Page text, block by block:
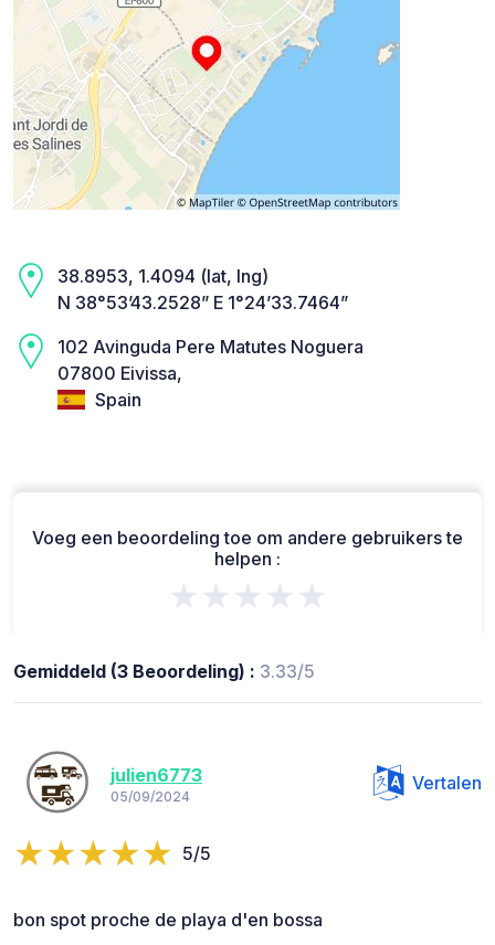
38.8953, 1.4094 (lat, lng)
N 38°53’43.2528” E 1°24’33.7464”
102 Avinguda Pere Matutes Noguera
07800 Eivissa,
Spain
Voeg een beoordeling toe om andere gebruikers te
helpen :
★★★★★
Gemiddeld (3 Beoordeling) : 3.33/5
julien6773
05/09/2024
Vertalen
5/5
bon spot proche de playa d'en bossa